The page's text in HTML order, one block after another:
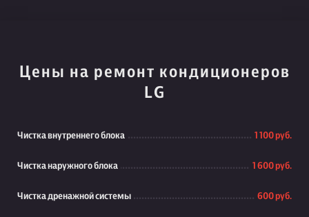
Цены на ремонт кондиционеров
LG
Чистка внутреннего блока 1 100 руб.
Чистка наружного блока 1 600 руб.
Чистка дренажной системы 600 руб.